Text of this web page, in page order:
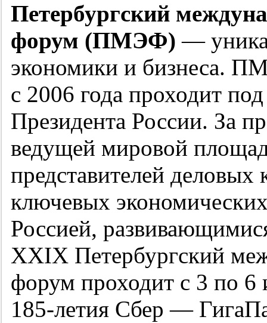
Петербургский
форум (ПМЭФ) —
экономики и бизнеса.
с 2006 года проходит
Президента России. За
ведущей мировой
представителей деловых
ключевых
Россией,
XXIX Петербургский
форум проходит с 3 по 6
185-летия Сбер —